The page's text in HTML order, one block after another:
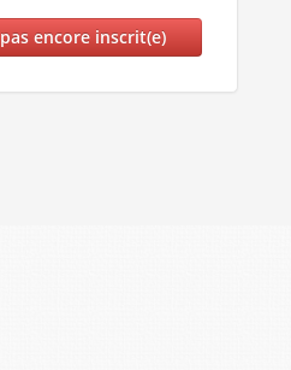
encore inscrit(e)